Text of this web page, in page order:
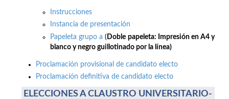
Instrucciones
Instancia de presentación
Papeleta grupo a( Doble papeleta: Impresión en A4 y
blanco y negro guillotinado por la línea)
Proclamación provisional de candidato electo
Proclamación definitiva de candidato electo
ELECCIONES A CLAUSTRO UNIVERSITARIO-